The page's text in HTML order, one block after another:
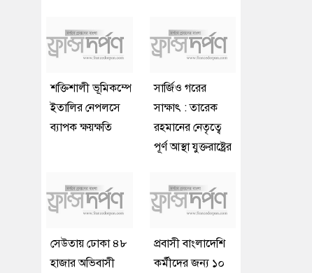
শক্তিশালী ভূমিকম্পে
ইতালির নেপলসে
ব্যাপক ক্ষয়ক্ষতি
সার্জিও গরের
সাক্ষাৎ : তারেক
রহমানের নেতৃত্বে
পূর্ণ আস্থা যুক্তরাষ্ট্রের
সেউতায় ঢোকা ৪৮
হাজার অভিবাসী
প্রবাসী বাংলাদেশি
কর্মীদের জন্য ১০